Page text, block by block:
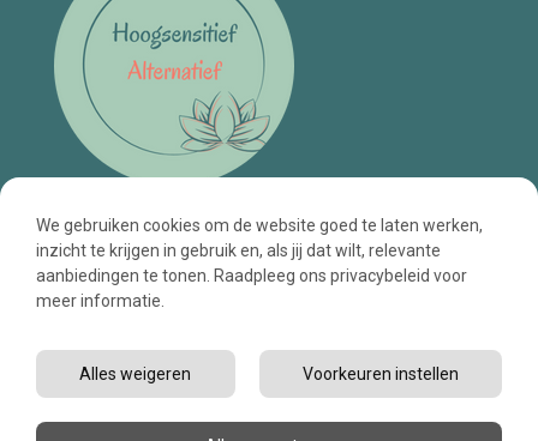
Privacybeleid
Disclaimer
We gebruiken cookies om de website goed te laten werken,
inzicht te krijgen in gebruik en, als jij dat wilt, relevante
aanbiedingen te tonen. Raadpleeg ons privacybeleid voor
meer informatie.
Voorkeuren instellen
Alles weigeren